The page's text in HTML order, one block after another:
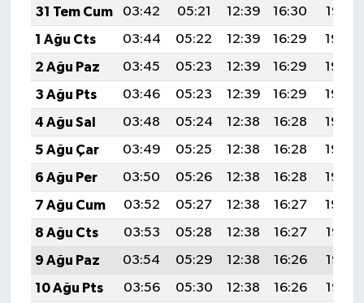
31 Tem Cum
03:42 05:21 12:39 16:30
19:47
1 Ağu Cts
03:44 05:22 12:39 16:29
19:46
2 Ağu Paz
03:45 05:23 12:39 16:29
19:45
3 Ağu Pts
03:46 05:23 12:39 16:29
19:44
4 Ağu Sal
03:48 05:24 12:38 16:28
19:43
5 Ağu Çar
03:49 05:25 12:38 16:28
19:42
6 Ağu Per
03:50 05:26 12:38 16:28
19:40
7 Ağu Cum
03:52 05:27 12:38 16:27
19:39
8 Ağu Cts
03:53 05:28 12:38 16:27
19:38
9 Ağu Paz
03:54 05:29 12:38 16:26
19:37
10 Ağu Pts
03:56 05:30 12:38 16:26
19:36